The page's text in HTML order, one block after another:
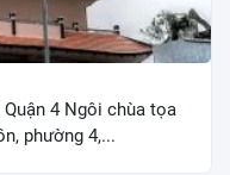
4 Ngôi chùa tọa
phường 4,...